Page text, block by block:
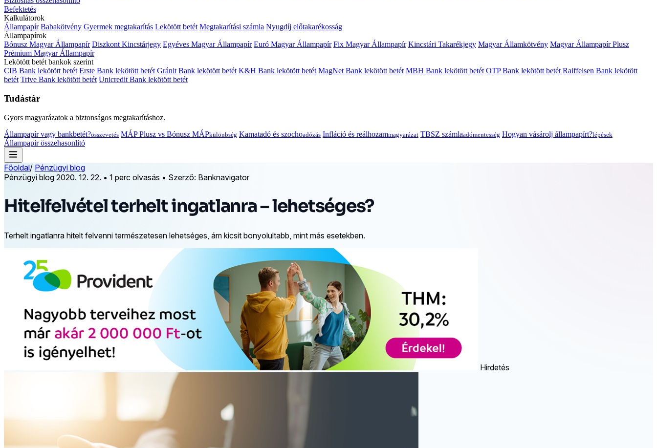
Befektetés
Kalkulátorok
Állampapír Babakötvény Gyermek megtakarítás Lekötött betét Megtakarítási számla Nyugdíj előtakarékosság
Állampapírok
Bónusz Magyar Állampapír Diszkont Kincstárjegy Egyéves Magyar Állampapír Euró Magyar Állampapír Fix Magyar Állampapír Kincstári Takarékjegy Magyar Államkötvény Magyar Állampapír Plusz
Prémium Magyar Állampapír
Lekötött betét bankok szerint
CIB Bank lekötött betét Erste Bank lekötött betét Gránit Bank lekötött betét K&H Bank lekötött betét MagNet Bank lekötött betét MBH Bank lekötött betét OTP Bank lekötött betét Raiffeisen Bank lekötött
betét Trive Bank lekötött betét Unicredit Bank lekötött betét
Tudástár
Gyors magyarázatok a biztonságos megtakarításhoz.
Állampapír vagy bankbetét?összevetés MÁP Plusz vs Bónusz MÁPkülönbség Kamatadó és szochoadózás Infláció és reálhozammagyarázat TBSZ számlaadómentesség Hogyan vásárolj állampapírt?lépések
Állampapír összehasonlító
Főoldal/ Pénzügyi blog
Pénzügyi blog 2020. 12. 22. • 1 perc olvasás • Szerző: Banknavigator
Hitelfelvétel terhelt ingatlanra – lehetséges?
Terhelt ingatlanra hitelt felvenni természetesen lehetséges, ám kicsit bonyolultabb, mint más esetekben.
Hirdetés